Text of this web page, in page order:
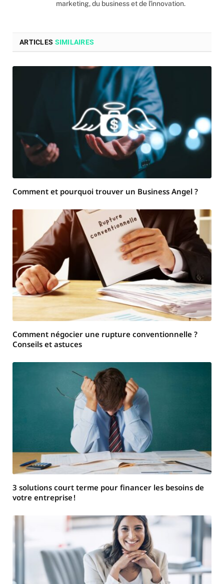
marketing, du business et de l'innovation.
ARTICLES SIMILAIRES
Comment et pourquoi trouver un Business Angel ?
Comment négocier une rupture conventionnelle ?
Conseils et astuces
3 solutions court terme pour financer les besoins de
votre entreprise !